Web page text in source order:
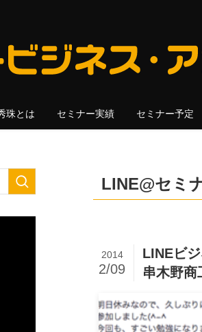
珠とは セミナー実績 セミナー予定
LINE@セミ
LINEビ
串木野商
2014
2/09